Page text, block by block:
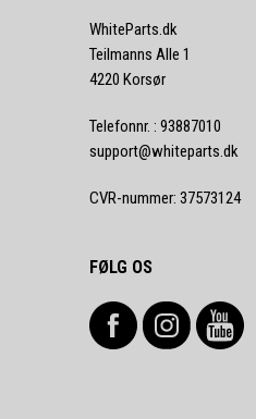
WhiteParts.dk
Teilmanns Alle 1
4220 Korsør
Telefonnr. : 93887010
support@whiteparts.dk
CVR-nummer: 37573124
FØLG OS